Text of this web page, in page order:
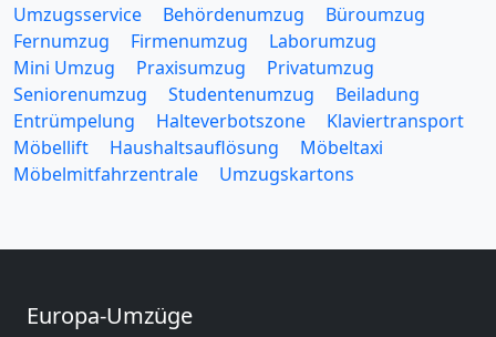
Umzugsservice Behördenumzug
Büroumzug
Fernumzug
Firmenumzug
Laborumzug
Mini Umzug
Praxisumzug
Privatumzug
Seniorenumzug
Studentenumzug
Beiladung
Entrümpelung
Halteverbotszone
Klaviertransport
Möbellift
Haushaltsauflösung
Möbeltaxi
Möbelmitfahrzentrale
Umzugskartons
Europa-Umzüge